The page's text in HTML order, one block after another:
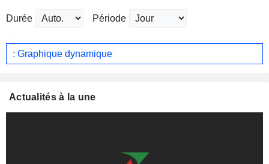
Durée Période
: Graphique dynamique
Actualités à la une